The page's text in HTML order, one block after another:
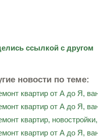
ссылкой с другом
новости по теме:
квартир от А до Я,
квартир от А до Я,
квартир,
квартир от А до Я,